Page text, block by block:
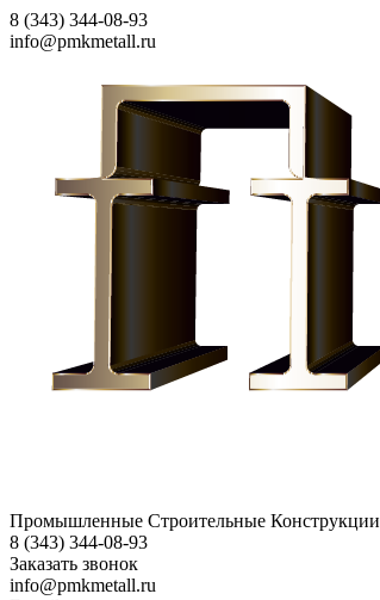
8 (343) 344-08-93
info@pmkmetall.ru
Промышленные Строительные Конструкции
8 (343) 344-08-93
Заказать звонок
info@pmkmetall.ru